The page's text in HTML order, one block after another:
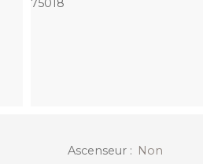
Ascenseur : Non